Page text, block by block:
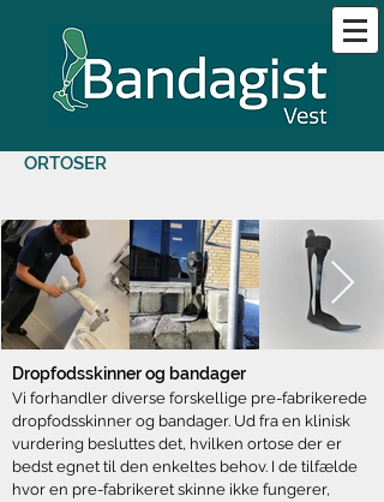
ORTOSER
Dropfodsskinner og bandager
Vi forhandler diverse forskellige pre-fabrikerede
dropfodsskinner og bandager. Ud fra en klinisk
vurdering besluttes det, hvilken ortose der er
bedst egnet til den enkeltes behov. I de tilfælde
hvor en pre-fabrikeret skinne ikke fungerer,